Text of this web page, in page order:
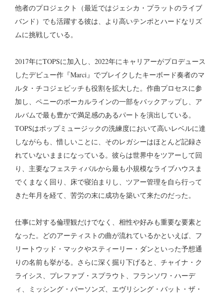
他者のプロジェクト（最近ではジェシカ・プラットのライブ
バンド）でも活躍する彼は、より高いテンポとハードなリズ
ムに挑戦している。
2017年にTOPSに加入し、2022年にキャリアーがプロデュース
したデビュー作『Marci』でブレイクしたキーボード奏者のマ
ルタ・チコジェビッチも役割を拡大した。作曲プロセスに参
加し、ペニーのボーカルラインの一部をバックアップし、ア
ルバムで最も豊かで満足感のあるパートを演出している。
TOPSはポップミュージックの洗練度において高いレベルに達
しながらも、惜しいことに、そのレガシーはほとんど記録さ
れていないままになっている。彼らは世界中をツアーして回
り、主要なフェスティバルから最も小規模なライブハウスま
でくまなく回り、床で寝泊まりし、ツアー管理を自ら行って
きた年月を経て、苦労の末に成功を築いて来たのだった。
仕事に対する倫理観だけでなく、相性や好みも重要な要素と
なった。どのアーティストの曲が流れているかといえば、フ
リートウッド・マックやスティーリー・ダンといった予想通
りの名前も挙がる。さらに深く掘り下げると、チャイナ・ク
ライシス、プレファブ・スプラウト、フランソワ・ハーデ
ィ、ミッシング・パーソンズ、エヴリシング・バット・ザ・